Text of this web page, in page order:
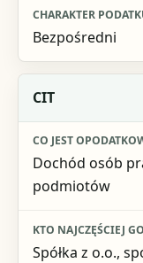
Bezpośredni
CIT
Dochód osób
podmiotów
Spółka z o.o.,